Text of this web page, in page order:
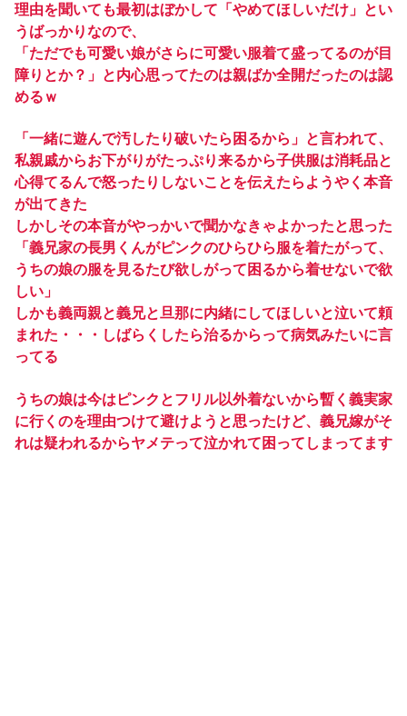
理由を聞いても最初はぼかして「やめてほしいだけ」とい
うばっかりなので、
「ただでも可愛い娘がさらに可愛い服着て盛ってるのが目
障りとか？」と内心思ってたのは親ばか全開だったのは認
めるｗ
「一緒に遊んで汚したり破いたら困るから」と言われて、
私親戚からお下がりがたっぷり来るから子供服は消耗品と
心得てるんで怒ったりしないことを伝えたらようやく本音
が出てきた
しかしその本音がやっかいで聞かなきゃよかったと思った
「義兄家の長男くんがピンクのひらひら服を着たがって、
うちの娘の服を見るたび欲しがって困るから着せないで欲
しい」
しかも義両親と義兄と旦那に内緒にしてほしいと泣いて頼
まれた・・・しばらくしたら治るからって病気みたいに言
ってる
うちの娘は今はピンクとフリル以外着ないから暫く義実家
に行くのを理由つけて避けようと思ったけど、義兄嫁がそ
れは疑われるからヤメテって泣かれて困ってしまってます